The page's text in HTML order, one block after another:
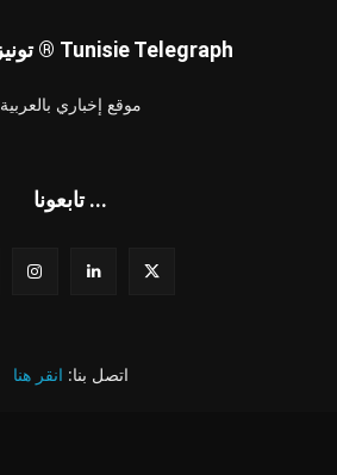
تونيزي تلغراف ® Tunisie Telegraph
موقع إخباري بالعربية
تابعونا ...
اتصل بنا: انقر هنا